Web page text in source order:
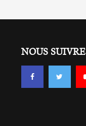
NOUS SUIVRE